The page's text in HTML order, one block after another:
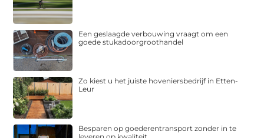
Een geslaagde verbouwing vraagt om een
goede stukadoorgroothandel
Zo kiest u het juiste hoveniersbedrijf in Etten-
Leur
Besparen op goederentransport zonder in te